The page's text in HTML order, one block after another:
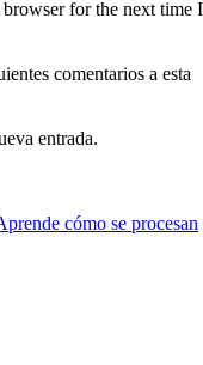
for the next time I
comentarios a esta
entrada.
cómo se procesan